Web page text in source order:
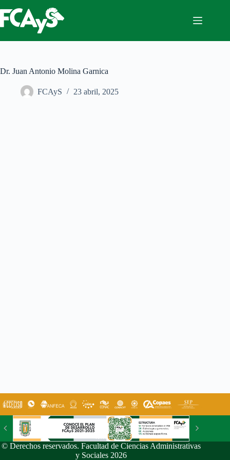
al
contenido
Dr. Juan Antonio Molina Garnica
FCAyS 23 abril, 2025
© Derechos reservados. Facultad de Ciencias Administrativas
y Sociales 2026